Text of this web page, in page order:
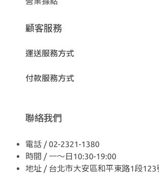
顧客服務
運送服務方式
付款服務方式
聯絡我們
電話 / 02-2321-1380
時間 / 一～日10:30-19:00
地址 / 台北市大安區和平東路1段123